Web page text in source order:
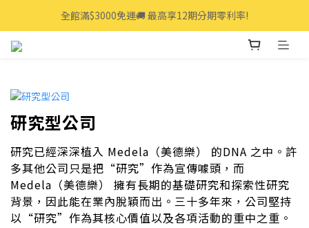
全館滿$3000免運🚚 最高享12期分期零利率!
全館滿$3000免運🚚 最高享12期分期零利率!
研究型公司
研究已經深深植入 Medela（美德樂） 的DNA 之中。許
多其他公司只是把“研究”作為宣傳噱頭，而
Medela（美德樂） 擁有長期的基礎研究和探索性研究
背景，因此能在業內脫穎而出。三十多年來，公司堅持
以“研究”作為其核心價值以及各項活動的重中之重。